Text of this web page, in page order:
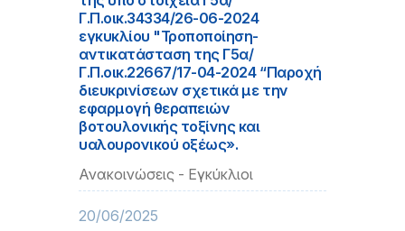
Γ.Π.οικ.34334/26-06-2024
εγκυκλίου "Τροποποίηση-
αντικατάσταση της Γ5α/
Γ.Π.οικ.22667/17-04-2024 “Παροχή
διευκρινίσεων σχετικά με την
εφαρμογή θεραπειών
βοτουλονικής τοξίνης και
υαλουρονικού οξέως».
Ανακοινώσεις - Εγκύκλιοι
20/06/2025